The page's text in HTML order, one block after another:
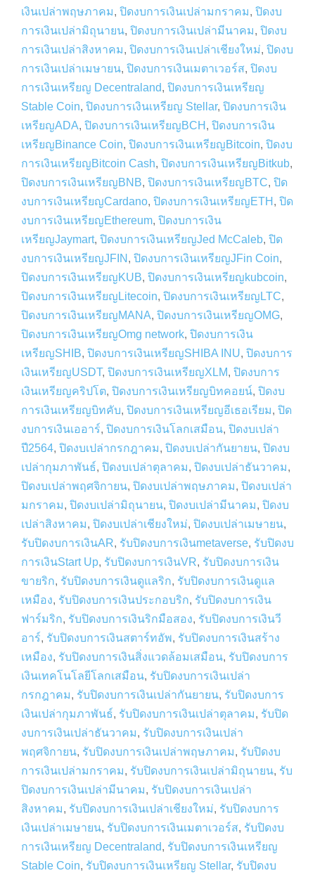
เงินเปล่าพฤษภาคม, ปิดงบการเงินเปล่ามกราคม, ปิดงบ
การเงินเปล่ามิถุนายน, ปิดงบการเงินเปล่ามีนาคม, ปิดงบ
การเงินเปล่าสิงหาคม, ปิดงบการเงินเปล่าเชียงใหม่, ปิดงบ
การเงินเปล่าเมษายน, ปิดงบการเงินเมตาเวอร์ส, ปิดงบ
การเงินเหรียญ Decentraland, ปิดงบการเงินเหรียญ
Stable Coin, ปิดงบการเงินเหรียญ Stellar, ปิดงบการเงิน
เหรียญADA, ปิดงบการเงินเหรียญBCH , ปิดงบการเงิน
เหรียญBinance Coin, ปิดงบการเงินเหรียญBitcoin, ปิดงบ
การเงินเหรียญBitcoin Cash, ปิดงบการเงินเหรียญBitkub,
ปิดงบการเงินเหรียญBNB, ปิดงบการเงินเหรียญBTC, ปิด
งบการเงินเหรียญCardano, ปิดงบการเงินเหรียญETH , ปิด
งบการเงินเหรียญEthereum, ปิดงบการเงิน
เหรียญJaymart, ปิดงบการเงินเหรียญJed McCaleb, ปิด
งบการเงินเหรียญJFIN , ปิดงบการเงินเหรียญJFin Coin,
ปิดงบการเงินเหรียญKUB, ปิดงบการเงินเหรียญkubcoin,
ปิดงบการเงินเหรียญLitecoin, ปิดงบการเงินเหรียญLTC,
ปิดงบการเงินเหรียญMANA, ปิดงบการเงินเหรียญOMG,
ปิดงบการเงินเหรียญOmg network, ปิดงบการเงิน
เหรียญSHIB, ปิดงบการเงินเหรียญSHIBA INU, ปิดงบการ
เงินเหรียญUSDT, ปิดงบการเงินเหรียญXLM, ปิดงบการ
เงินเหรียญคริปโต, ปิดงบการเงินเหรียญบิทคอยน์, ปิดงบ
การเงินเหรียญบิทคับ, ปิดงบการเงินเหรียญอีเธอเรียม, ปิด
งบการเงินเออาร์, ปิดงบการเงินโลกเสมือน, ปิดงบเปล่า
ปี2564, ปิดงบเปล่ากรกฎาคม, ปิดงบเปล่ากันยายน, ปิดงบ
เปล่ากุมภาพันธ์, ปิดงบเปล่าตุลาคม, ปิดงบเปล่าธันวาคม,
ปิดงบเปล่าพฤศจิกายน, ปิดงบเปล่าพฤษภาคม, ปิดงบเปล่า
มกราคม, ปิดงบเปล่ามิถุนายน, ปิดงบเปล่ามีนาคม, ปิดงบ
เปล่าสิงหาคม, ปิดงบเปล่าเชียงใหม่, ปิดงบเปล่าเมษายน,
รับปิดงบการเงินAR, รับปิดงบการเงินmetaverse, รับปิดงบ
การเงินStart Up, รับปิดงบการเงินVR, รับปิดงบการเงิน
ขายริก, รับปิดงบการเงินดูแลริก, รับปิดงบการเงินดูแล
เหมือง, รับปิดงบการเงินประกอบริก, รับปิดงบการเงิน
ฟาร์มริก, รับปิดงบการเงินริกมือสอง, รับปิดงบการเงินวี
อาร์, รับปิดงบการเงินสตาร์ทอัพ, รับปิดงบการเงินสร้าง
เหมือง, รับปิดงบการเงินสิ่งแวดล้อมเสมือน, รับปิดงบการ
เงินเทคโนโลยีโลกเสมือน, รับปิดงบการเงินเปล่า
กรกฎาคม, รับปิดงบการเงินเปล่ากันยายน, รับปิดงบการ
เงินเปล่ากุมภาพันธ์, รับปิดงบการเงินเปล่าตุลาคม, รับปิด
งบการเงินเปล่าธันวาคม, รับปิดงบการเงินเปล่า
พฤศจิกายน, รับปิดงบการเงินเปล่าพฤษภาคม, รับปิดงบ
การเงินเปล่ามกราคม, รับปิดงบการเงินเปล่ามิถุนายน, รับ
ปิดงบการเงินเปล่ามีนาคม, รับปิดงบการเงินเปล่า
สิงหาคม, รับปิดงบการเงินเปล่าเชียงใหม่, รับปิดงบการ
เงินเปล่าเมษายน, รับปิดงบการเงินเมตาเวอร์ส, รับปิดงบ
การเงินเหรียญ Decentraland, รับปิดงบการเงินเหรียญ
Stable Coin, รับปิดงบการเงินเหรียญ Stellar, รับปิดงบ